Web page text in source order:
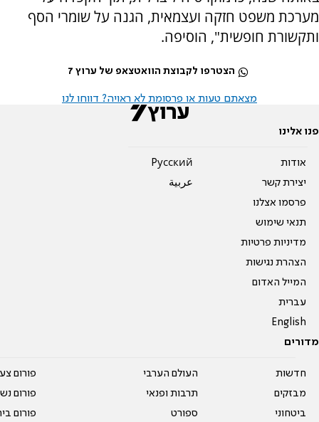
מערכת משפט חזקה ועצמאית, הגנה על שומרי הסף
ותקשורת חופשית", הוסיפה.
הצטרפו לקבוצת הוואטצאפ של ערוץ 7
מצאתם טעות או פרסומת לא ראויה? דווחו לנו
פנו אלינו
אודות
יצירת קשר
פרסמו אצלנו
תנאי שימוש
מדיניות פרטיות
הצהרת נגישות
המייל האדום
עברית
English
Pусский
عربية
מדורים
חדשות
מבזקים
ביטחוני
העולם הערבי
תרבות ופנאי
ספורט
פורום
פורום
פורום